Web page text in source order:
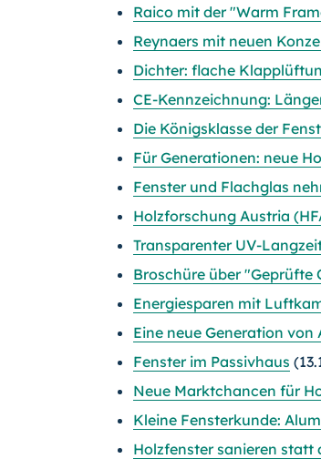
Raico mit der "Warm
Reynaers mit neuen
Dichter: flache
CE-Kennzeichnung:
Die Königsklasse der
Für Generationen: neue
Fenster und Flachglas
Holzforschung Austria
Transparenter UV-
Broschüre über
Energiesparen mit
Eine neue Generation
Fenster im Passivhaus
Neue Marktchancen für
Kleine Fensterkunde:
Holzfenster sanieren statt